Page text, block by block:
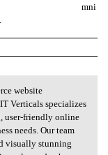
mni
website
Verticals specializes
user-friendly online
needs. Our team
visually stunning